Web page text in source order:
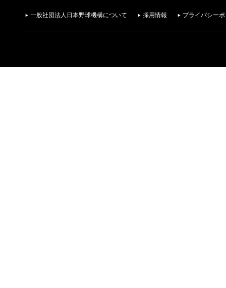
一般社団法人日本野球機構について 採用情報 プライバシー